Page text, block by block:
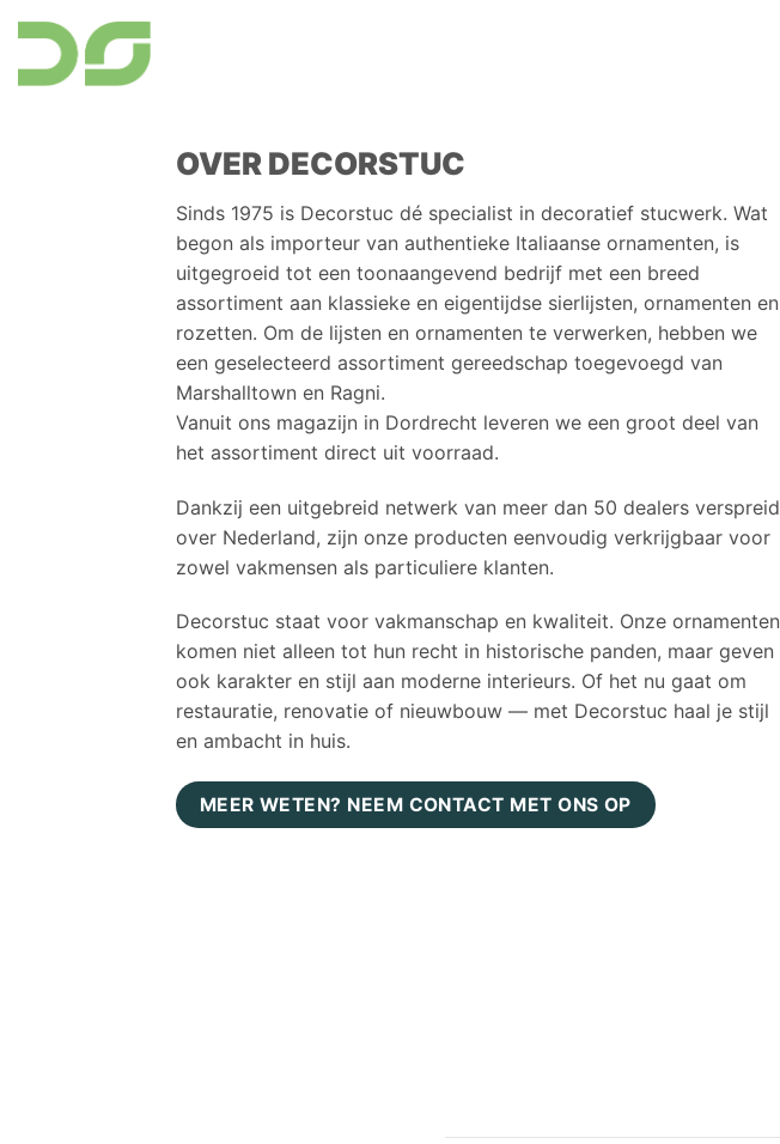
naar
inhoud
OVER DECORSTUC
Sinds 1975 is Decorstuc dé specialist in decoratief stucwerk. Wat
begon als importeur van authentieke Italiaanse ornamenten, is
uitgegroeid tot een toonaangevend bedrijf met een breed
assortiment aan klassieke en eigentijdse sierlijsten, ornamenten en
rozetten. Om de lijsten en ornamenten te verwerken, hebben we
een geselecteerd assortiment gereedschap toegevoegd van
Marshalltown en Ragni.
Vanuit ons magazijn in Dordrecht leveren we een groot deel van
het assortiment direct uit voorraad.
Dankzij een uitgebreid netwerk van meer dan 50 dealers verspreid
over Nederland, zijn onze producten eenvoudig verkrijgbaar voor
zowel vakmensen als particuliere klanten.
Decorstuc staat voor vakmanschap en kwaliteit. Onze ornamenten
komen niet alleen tot hun recht in historische panden, maar geven
ook karakter en stijl aan moderne interieurs. Of het nu gaat om
restauratie, renovatie of nieuwbouw — met Decorstuc haal je stijl
en ambacht in huis.
MEER WETEN? NEEM CONTACT MET ONS OP